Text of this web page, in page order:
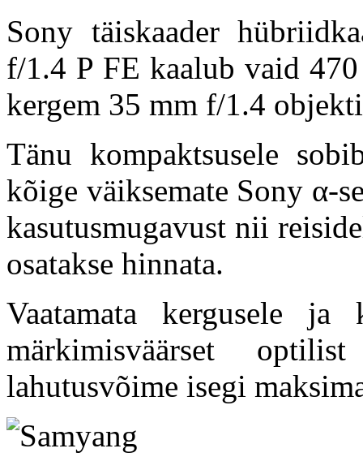
Sony täiskaader
f/1.4 P FE kaalub vaid
kergem 35 mm f/1.4
Tänu kompaktsusele
kõige väiksemate Sony α-
kasutusmugavust nii
osatakse hinnata.
Vaatamata kergusele ja
märkimisväärset
lahutusvõime isegi